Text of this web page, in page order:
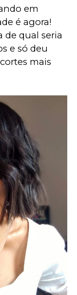
em
é agora!
de qual seria
e só deu
mais